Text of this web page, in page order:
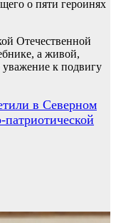
о пяти героинях
Отечественной
а живой,
уважение к подвигу
в Северном